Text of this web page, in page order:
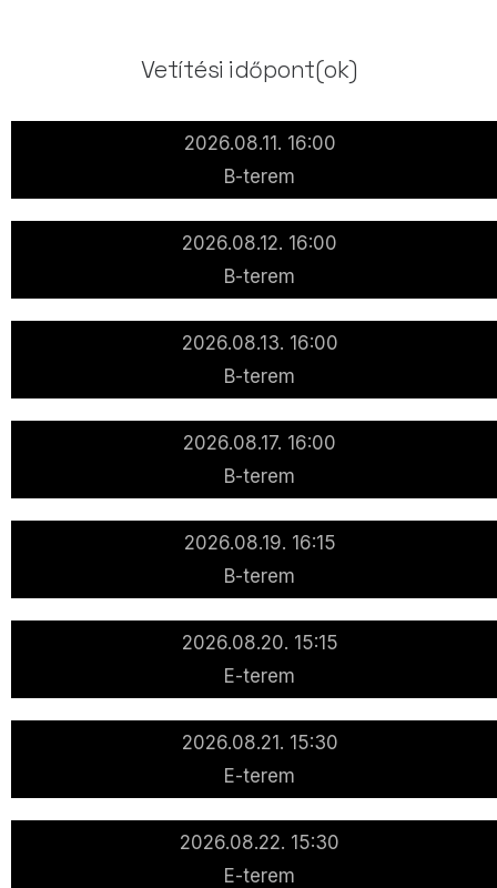
Vetítési időpont(ok)
2026.08.11. 16:00
B-terem
2026.08.12. 16:00
B-terem
2026.08.13. 16:00
B-terem
2026.08.17. 16:00
B-terem
2026.08.19. 16:15
B-terem
2026.08.20. 15:15
E-terem
2026.08.21. 15:30
E-terem
2026.08.22. 15:30
E-terem